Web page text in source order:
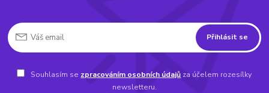
Přihlásit se
Souhlasím se zpracováním osobních údajů za účelem rozesílky
newsletteru.